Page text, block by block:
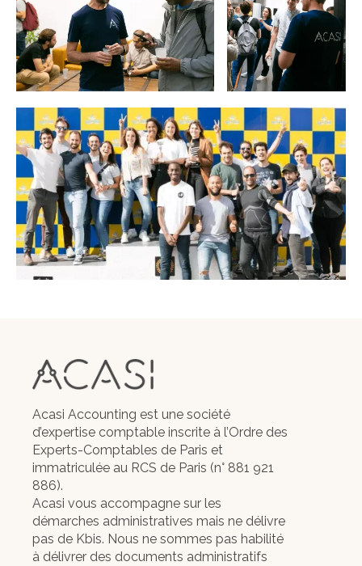
Acasi Accounting est une société
d’expertise comptable inscrite à l’Ordre des
Experts-Comptables de Paris et
immatriculée au RCS de Paris (n° 881 921
886).
Acasi vous accompagne sur les
démarches administratives mais ne délivre
pas de Kbis. Nous ne sommes pas habilité
à délivrer des documents administratifs